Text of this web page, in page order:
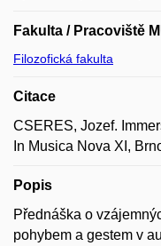
Fakulta / Pracoviště
Filozofická fakulta
Citace
CSERES, Jozef.
In Musica Nova XI,
Popis
Přednáška o
pohybem a gestem v